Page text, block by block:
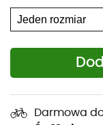
Darmowa
Niezależnie od
Montbéliard
przygotowaniu i